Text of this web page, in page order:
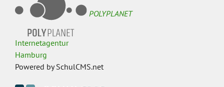
POLYPLANET
Internetagentur
Hamburg
Powered by SchulCMS.net